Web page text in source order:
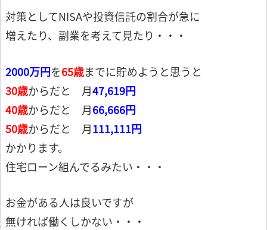
対策としてNISAや投資信託の割合が急に
増えたり、副業を考えて見たり・・・
2000万円を65歳までに貯めようと思うと
30歳からだと 月47,619円
40歳からだと 月66,666円
50歳からだと 月111,111円
かかります。
住宅ローン組んでるみたい・・・
お金がある人は良いですが
無ければ働くしかない・・・